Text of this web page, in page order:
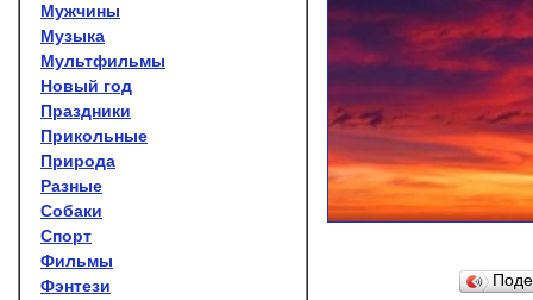
Мужчины
Музыка
Мультфильмы
Новый год
Праздники
Прикольные
Природа
Разные
Собаки
Спорт
Фильмы
Фэнтези